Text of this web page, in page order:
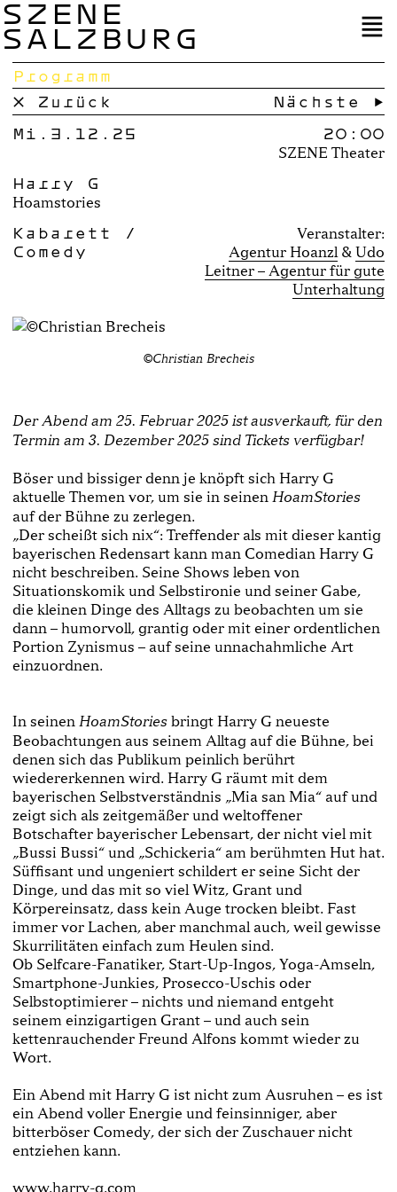
SZENE
SALZBURG
Programm
× Zurück
Nächste →
Mi.3.12.25
20:00
SZENE Theater
Harry G
Hoamstories
Kabarett /
Comedy
Veranstalter:
Agentur Hoanzl
Udo
Leitner – Agentur für gute
Unterhaltung
©Christian Brecheis
Der Abend am 25. Februar 2025 ist ausverkauft, für den
Termin am 3. Dezember 2025 sind Tickets verfügbar!
Böser und bissiger denn je knöpft sich Harry G
aktuelle Themen vor, um sie in seinen HoamStories
auf der Bühne zu zerlegen.
„Der scheißt sich nix“: Treffender als mit dieser kantig
bayerischen Redensart kann man Comedian Harry G
nicht beschreiben. Seine Shows leben von
Situationskomik und Selbstironie und seiner Gabe,
die kleinen Dinge des Alltags zu beobachten um sie
dann – humorvoll, grantig oder mit einer ordentlichen
Portion Zynismus – auf seine unnachahmliche Art
einzuordnen.
In seinen HoamStories bringt Harry G neueste
Beobachtungen aus seinem Alltag auf die Bühne, bei
denen sich das Publikum peinlich berührt
wiedererkennen wird. Harry G räumt mit dem
bayerischen Selbstverständnis „Mia san Mia“ auf und
zeigt sich als zeitgemäßer und weltoffener
Botschafter bayerischer Lebensart, der nicht viel mit
„Bussi Bussi“ und „Schickeria“ am berühmten Hut hat.
Süffisant und ungeniert schildert er seine Sicht der
Dinge, und das mit so viel Witz, Grant und
Körpereinsatz, dass kein Auge trocken bleibt. Fast
immer vor Lachen, aber manchmal auch, weil gewisse
Skurrilitäten einfach zum Heulen sind.
Ob Selfcare-Fanatiker, Start-Up-Ingos, Yoga-Amseln,
Smartphone-Junkies, Prosecco-Uschis oder
Selbstoptimierer – nichts und niemand entgeht
seinem einzigartigen Grant – und auch sein
kettenrauchender Freund Alfons kommt wieder zu
Wort.
Ein Abend mit Harry G ist nicht zum Ausruhen – es ist
ein Abend voller Energie und feinsinniger, aber
bitterböser Comedy, der sich der Zuschauer nicht
entziehen kann.
www.harry-g.com